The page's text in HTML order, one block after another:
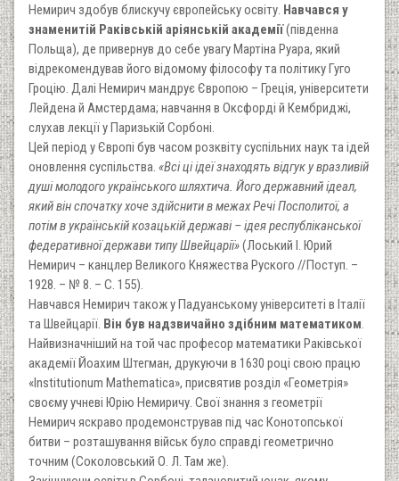
Немирич здобув блискучу європейську освіту. Навчався у
знаменитій Раківській аріянській академії(південна
Польща), де привернув до себе увагу Мартіна Руара, який
відрекомендував його відомому філософу та політику Гуго
Гроцію. Далі Немирич мандрує Європою – Греція, університети
Лейдена й Амстердама; навчання в Оксфорді й Кембриджі,
слухав лекції у Паризькій Сорбоні.
Цей період у Європі був часом розквіту суспільних наук та ідей
оновлення суспільства. «Всі ці ідеї знаходять відгук у вразливій
душі молодого українського шляхтича. Його державний ідеал,
який він спочатку хоче здійснити в межах Речі Посполитої, а
потім в українській козацькій державі – ідея республіканської
федеративної держави типу Швейцарії»(Лоський І. Юрий
Немирич – канцлер Великого Княжества Руского //Поступ. –
1928. – № 8. – C. 155).
Навчався Немирич також у Падуанському університеті в Італії
та Швейцарії. Він був надзвичайно здібним математиком.
Найвизначніший на той час професор математики Раківської
академії Йоахим Штегман, друкуючи в 1630 році свою працю
«Institutionum Mathematica», присвятив розділ «Геометрія»
своєму учневі Юрію Немиричу. Свої знання з геометрії
Немирич яскраво продемонстрував під час Конотопської
битви – розташування військ було справді геометрично
точним (Соколовський О. Л. Там же).